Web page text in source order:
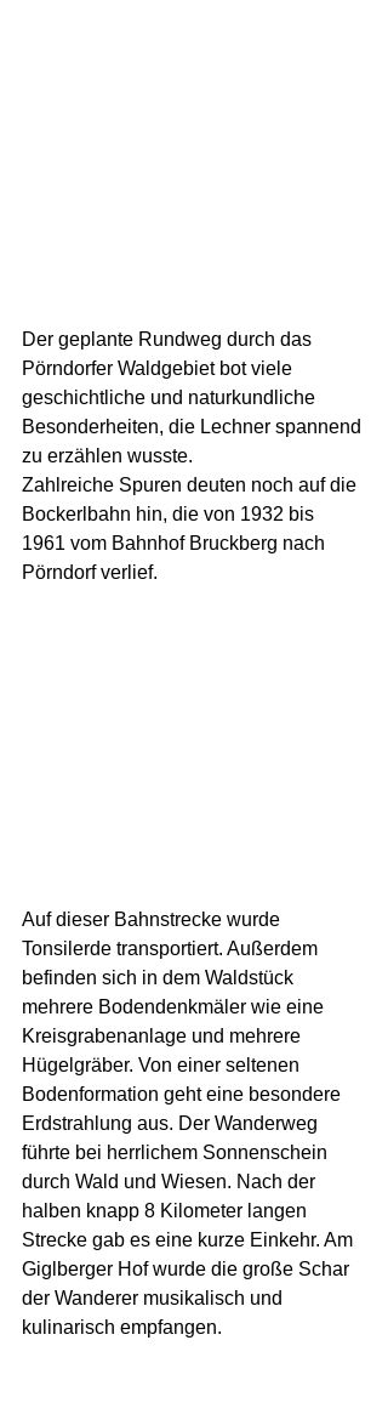
Der geplante Rundweg durch das
Pörndorfer Waldgebiet bot viele
geschichtliche und naturkundliche
Besonderheiten, die Lechner spannend
zu erzählen wusste.
Zahlreiche Spuren deuten noch auf die
Bockerlbahn hin, die von 1932 bis
1961 vom Bahnhof Bruckberg nach
Pörndorf verlief.
Auf dieser Bahnstrecke wurde
Tonsilerde transportiert. Außerdem
befinden sich in dem Waldstück
mehrere Bodendenkmäler wie eine
Kreisgrabenanlage und mehrere
Hügelgräber. Von einer seltenen
Bodenformation geht eine besondere
Erdstrahlung aus. Der Wanderweg
führte bei herrlichem Sonnenschein
durch Wald und Wiesen. Nach der
halben knapp 8 Kilometer langen
Strecke gab es eine kurze Einkehr. Am
Giglberger Hof wurde die große Schar
der Wanderer musikalisch und
kulinarisch empfangen.